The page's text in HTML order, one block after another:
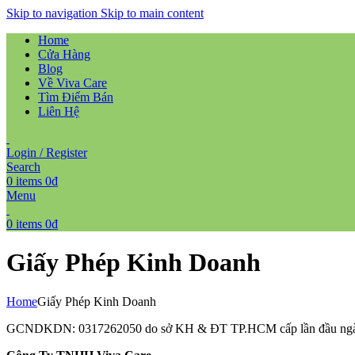
Skip to navigation Skip to main content
Home
Cửa Hàng
Blog
Về Viva Care
Tìm Điểm Bán
Liên Hệ
Login / Register
Search
0 items 0₫
Menu
0 items 0₫
Giấy Phép Kinh Doanh
HomeGiấy Phép Kinh Doanh
GCNDKDN: 0317262050 do sở KH & ĐT TP.HCM cấp lần đầu